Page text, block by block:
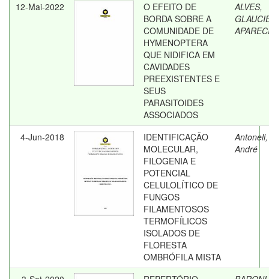
12-Mai-2022
O EFEITO DE
BORDA SOBRE A
COMUNIDADE DE
HYMENOPTERA
QUE NIDIFICA EM
CAVIDADES
PREEXISTENTES E
SEUS
PARASITOIDES
ASSOCIADOS
ALVES,
4-Jun-2018
IDENTIFICAÇÃO
MOLECULAR,
FILOGENIA E
POTENCIAL
CELULOLÍTICO DE
FUNGOS
FILAMENTOSOS
TERMOFÍLICOS
ISOLADOS DE
FLORESTA
OMBRÓFILA MISTA
André